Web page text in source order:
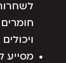
מסייע